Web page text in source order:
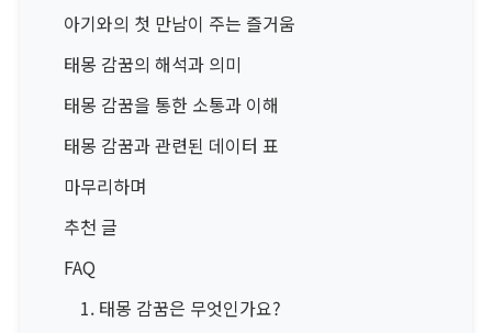
아기와의 첫 만남이 주는 즐거움
태몽 감꿈의 해석과 의미
태몽 감꿈을 통한 소통과 이해
태몽 감꿈과 관련된 데이터 표
마무리하며
추천 글
FAQ
1. 태몽 감꿈은 무엇인가요?